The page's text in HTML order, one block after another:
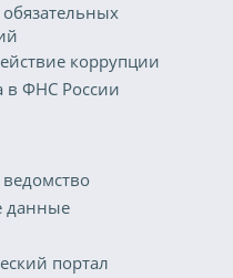
коррупции
в ФНС России
данные
портал